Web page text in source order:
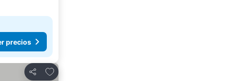
precios
Compartir
Añadir a favoritos